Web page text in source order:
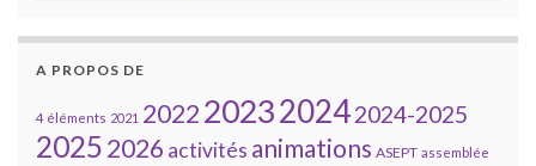
A PROPOS DE
4 éléments 2021 2022202320242024-2025
20252026 activités animations ASEPT assemblée